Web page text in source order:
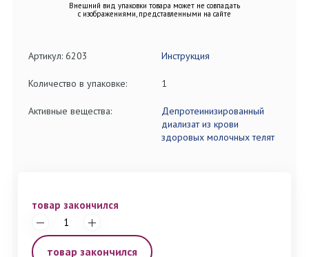
Внешний вид упаковки товара может не совпадать
с изображениями, представленными на сайте
Артикул: 6203 Инструкция
Количество в упаковке: 1
Активные вещества:
Депротеинизированный
диализат из крови
здоровых молочных телят
товар закончился
товар закончился